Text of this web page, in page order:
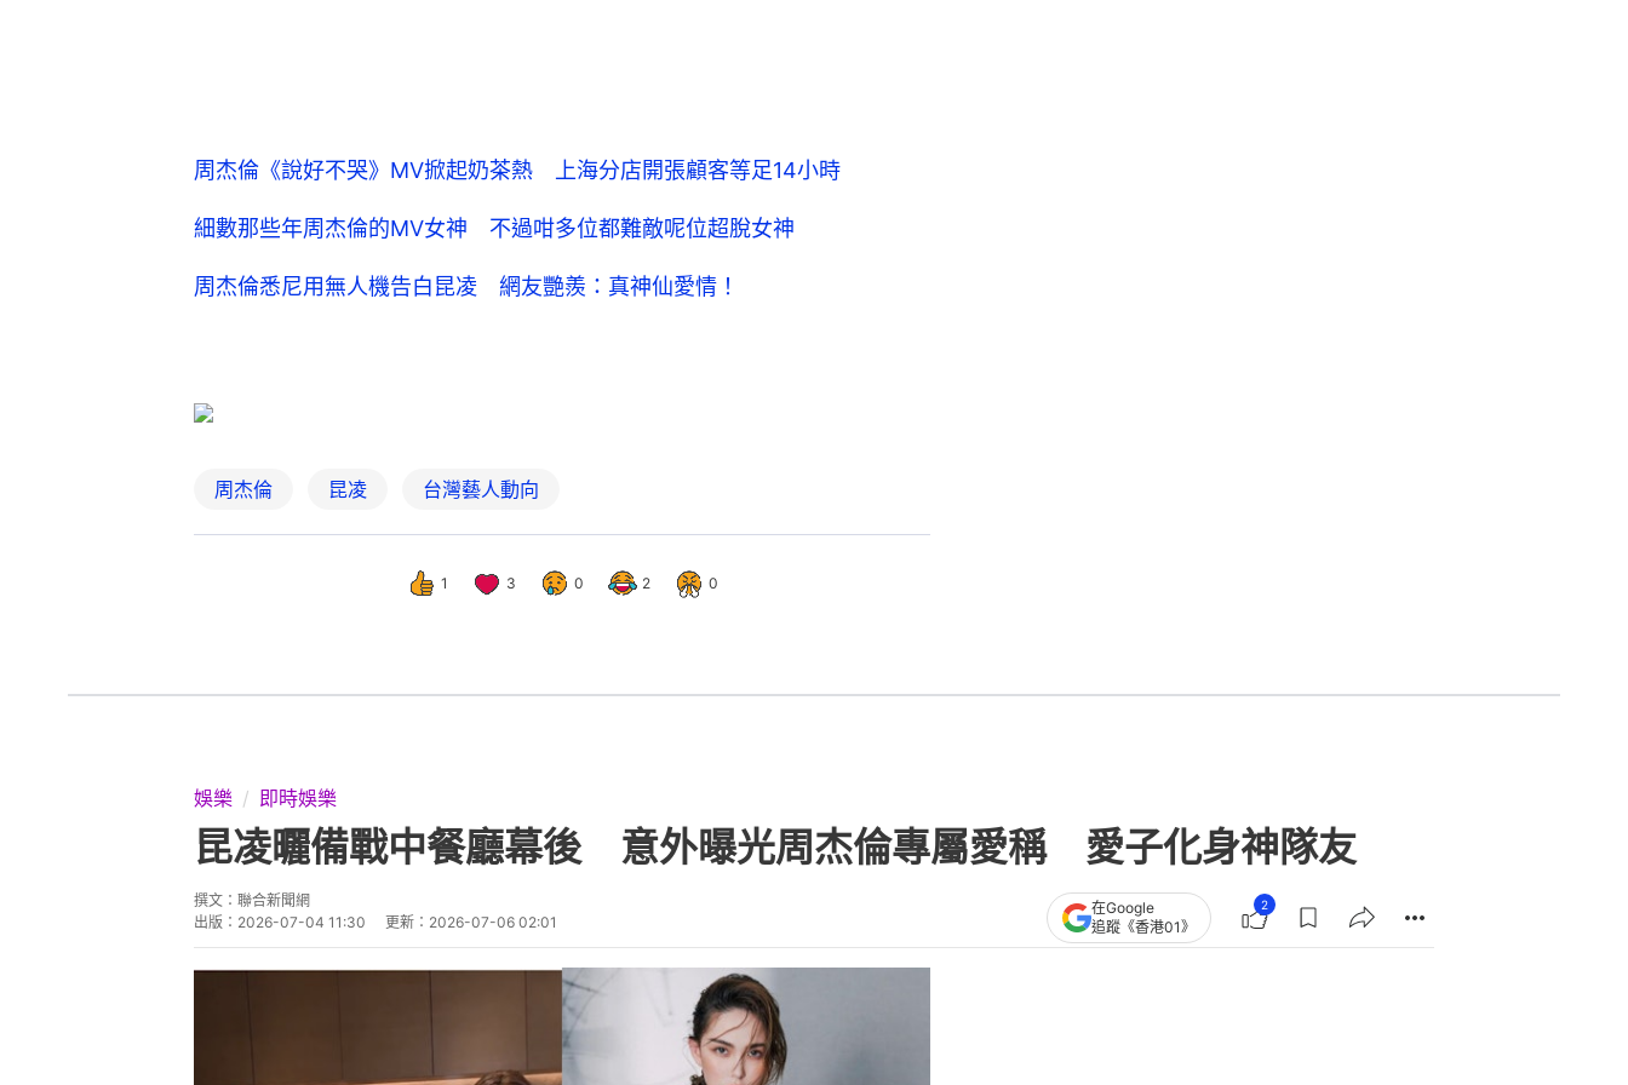
周杰倫《說好不哭》MV掀起奶茶熱 上海分店開張顧客等足14小時
細數那些年周杰倫的MV女神 不過咁多位都難敵呢位超脫女神
周杰倫悉尼用無人機告白昆凌 網友艷羨：真神仙愛情！
周杰倫 昆凌 台灣藝人動向
1 3 0 2 0
娛樂 即時娛樂
昆凌曬備戰中餐廳幕後 意外曝光周杰倫專屬愛稱 愛子化身神隊友
撰文： 聯合新聞網
出版： 2026-07-04 11:30 更新： 2026-07-06 02:01
在Google
追蹤《香港01》
2